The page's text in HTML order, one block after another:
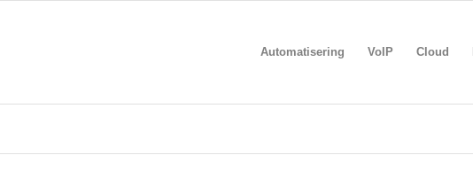
Automatisering VoIP Cloud